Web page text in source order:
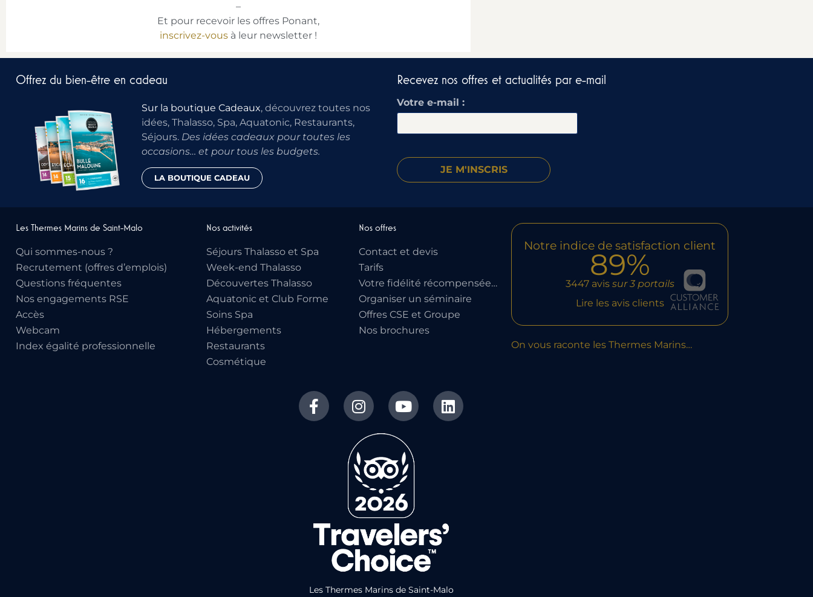
–
Et pour recevoir les offres Ponant,
inscrivez-vous à leur newsletter !
Offrez du bien-être en cadeau
Sur la boutique Cadeaux, découvrez toutes nos
idées, Thalasso, Spa, Aquatonic, Restaurants,
Séjours. Des idées cadeaux pour toutes les
occasions… et pour tous les budgets.
LA BOUTIQUE CADEAU
Recevez nos offres et actualités par e-mail​
Votre e-mail :
Les Thermes Marins de Saint-Malo
Qui sommes-nous ?
Recrutement (offres d’emplois)
Questions fréquentes
Nos engagements RSE
Accès
Webcam
Index égalité professionnelle
Nos activités
Séjours Thalasso et Spa
Week-end Thalasso
Découvertes Thalasso
Aquatonic et Club Forme
Soins Spa
Hébergements
Restaurants
Cosmétique
Nos offres
Contact et devis
Tarifs
Votre fidélité récompensée…
Organiser un séminaire
Offres CSE et Groupe
Nos brochures
Notre indice de satisfaction client
89%
3447 avis sur 3 portails
Lire les avis clients
On vous raconte les Thermes Marins…
Les Thermes Marins de Saint-Malo